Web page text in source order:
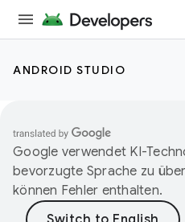
ANDROID STUDIO
Google verwendet KI-
bevorzugte Sprache zu
können Fehler enthalten.